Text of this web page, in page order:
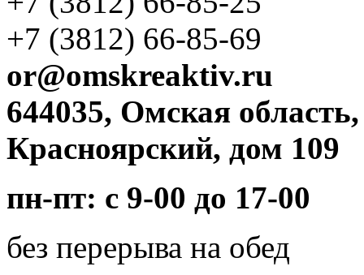
+7 (3812) 66-85-69
or@omskreaktiv.ru
644035, Омская
Красноярский, дом 109
пн-пт: с 9-00 до 17-00
без перерыва на обед